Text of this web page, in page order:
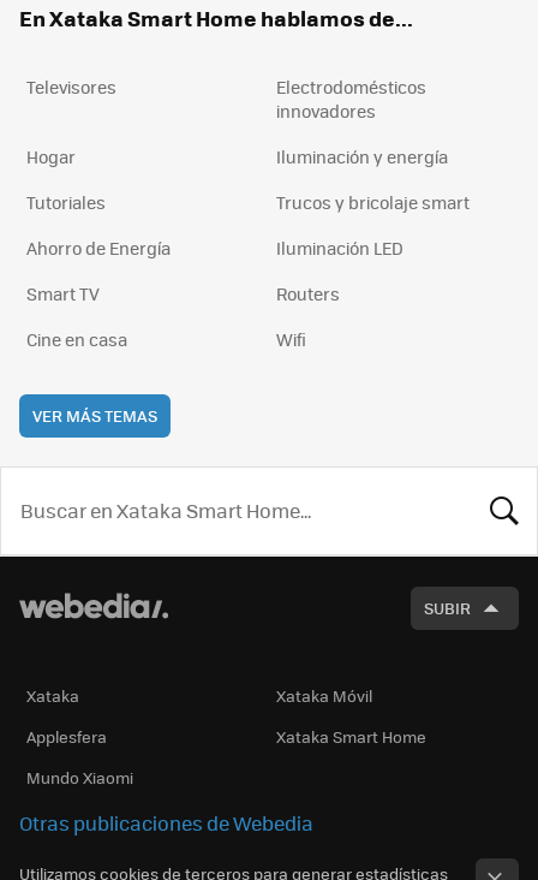
En Xataka Smart Home hablamos de...
Televisores
Electrodomésticos
innovadores
Hogar
Iluminación y energía
Tutoriales
Trucos y bricolaje smart
Ahorro de Energía
Iluminación LED
Smart TV
Routers
Cine en casa
Wifi
VER MÁS TEMAS
SUBIR
Xataka
Xataka Móvil
Applesfera
Xataka Smart Home
Mundo Xiaomi
Otras publicaciones de Webedia
Utilizamos cookies de terceros para generar estadísticas